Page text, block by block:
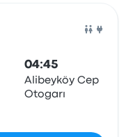
04:45
Alibeyköy Cep
Otogarı